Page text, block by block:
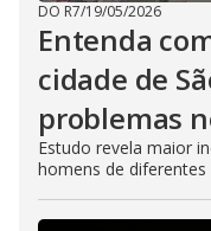
DO R7/19/05/2026
Entenda
cidade de
problemas
Estudo revela maior
homens de diferentes